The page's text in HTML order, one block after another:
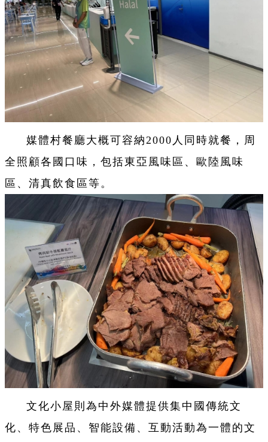
媒體村餐廳大概可容納2000人同時就餐，周
全照顧各國口味，包括東亞風味區、歐陸風味
區、清真飲食區等。
文化小屋則為中外媒體提供集中國傳統文
化、特色展品、智能設備、互動活動為一體的文